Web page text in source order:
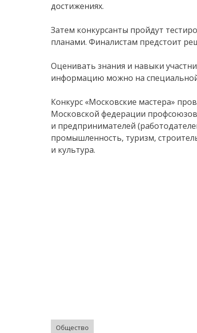
достижениях.
Затем конкурсанты пройдут
планами. Финалистам предстоит
Оценивать знания и навыки
информацию можно на
Конкурс «Московские мастера»
Московской федерации
и предпринимателей
промышленность, туризм,
и культура.
Общество